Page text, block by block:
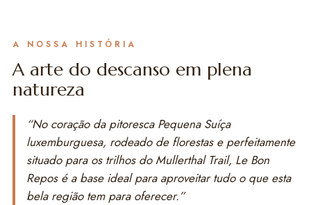
A NOSSA HISTÓRIA
A arte do descanso em plena
natureza
“No coração da pitoresca Pequena Suíça
luxemburguesa, rodeado de florestas e perfeitamente
situado para os trilhos do Mullerthal Trail, Le Bon
Repos é a base ideal para aproveitar tudo o que esta
bela região tem para oferecer.”